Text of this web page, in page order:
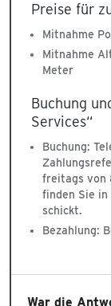
Preise für
Mitnahme
Mitnahme
Meter
Buchung
Services“
Buchung:
freitags von
finden Sie in
schickt.
Bezahlung:
War die